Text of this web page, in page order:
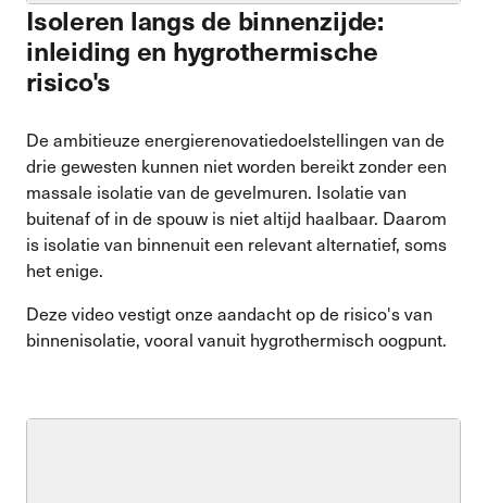
Isoleren langs de binnenzijde:
inleiding en hygrothermische
risico's
De ambitieuze energierenovatiedoelstellingen van de
drie gewesten kunnen niet worden bereikt zonder een
massale isolatie van de gevelmuren. Isolatie van
buitenaf of in de spouw is niet altijd haalbaar. Daarom
is isolatie van binnenuit een relevant alternatief, soms
het enige.
Deze video vestigt onze aandacht op de risico's van
binnenisolatie, vooral vanuit hygrothermisch oogpunt.